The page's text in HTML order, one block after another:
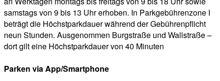
samstags von 9 bis 13 Uhr erhoben. In Parkgebührenzone I
beträgt die Höchstparkdauer während der Gebührenpflicht
neun Stunden. Ausgenommen Burgstraße und Wallstraße –
dort gilt eine Höchstparkdauer von 40 Minuten
Parken via App/Smartphone